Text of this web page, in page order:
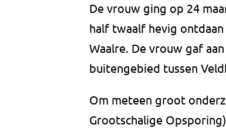
De vrouw ging op 24
half twaalf hevig
Waalre. De vrouw gaf
buitengebied tussen
Om meteen groot
Grootschalige